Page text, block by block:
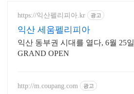
https://익산펠리피아.kr 광고
익산 세움펠리피아
익산 동부권 시대를 열다, 6월 25일
GRAND OPEN
http://m.coupang.com 광고